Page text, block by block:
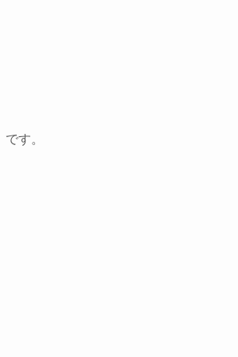
です。